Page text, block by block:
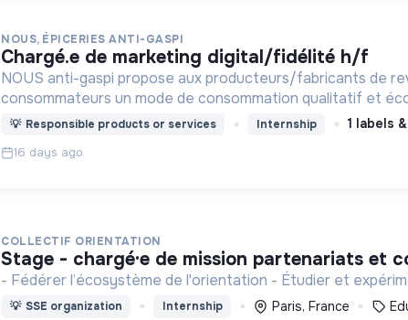
NOUS, ÉPICERIES ANTI-GASPI
chargé.e de marketing digital/fidélité h/f
NOUS anti-gaspi propose aux producteurs/fabricants de
consommateurs un mode de consommation qualitatif et
💡 Responsible products or services Internship 1 labels
16 days ago
COLLECTIF ORIENTATION
stage - chargé·e de mission partenariats et
- Fédérer l’écosystème de l'orientation - Étudier et
💡 SSE organization Internship Paris, France